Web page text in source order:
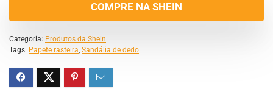
COMPRE NA SHEIN
Categoria: Produtos da Shein
Tags: Papete rasteira, Sandália de dedo